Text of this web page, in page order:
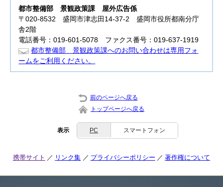
都市整備部景観政策課 屋外広告係
〒020-8532 盛岡市津志田14-37-2 盛岡市役所都南分庁
舎2階
電話番号：019-601-5078 ファクス番号：019-637-1919
都市整備部 景観政策課へのお問い合わせは専用フォ
ームをご利用ください。
前のページへ戻る
トップページへ戻る
表示 PC スマートフォン
携帯サイト リンク集 プライバシーポリシー 著作権について